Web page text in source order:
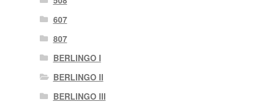
607
807
BERLINGO I
BERLINGO II
BERLINGO III